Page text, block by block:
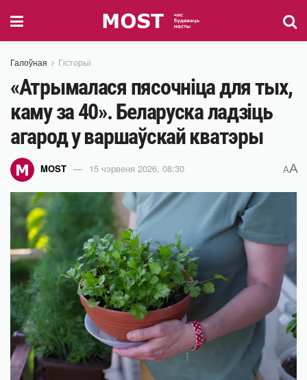
Галоўная Гісторыі
«Атрымалася пясочніца для тых,
каму за 40». Беларуска ладзіць
агарод у варшаўскай кватэры
MOST 15 чэрвеня 2026, 08:30 AA